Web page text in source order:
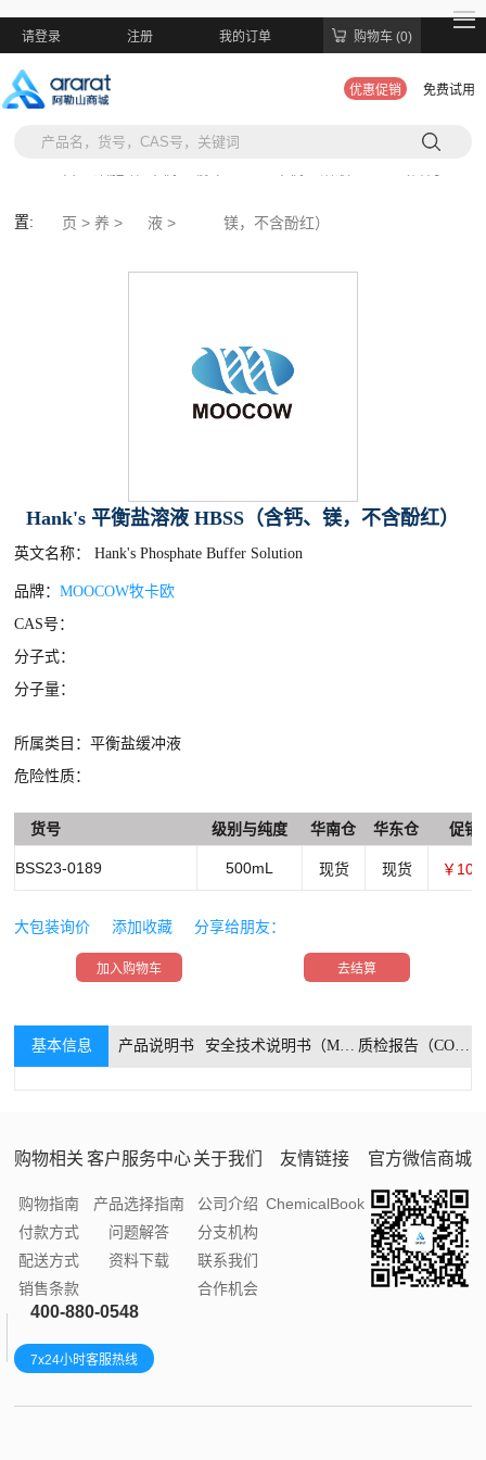
请登录 注册 我的订单 购物车 (0)
优惠促销 免费试用
置: 页 > 养 > 液 > 镁，不含酚红）
Hank's 平衡盐溶液 HBSS（含钙、镁，不含酚红）
英文名称： Hank's Phosphate Buffer Solution
品牌：MOOCOW牧卡欧
CAS号：
分子式：
分子量：
所属类目：平衡盐缓冲液
危险性质：
货号 级别与纯度 华南仓 华东仓 促销
BSS23-0189 500mL 现货 现货 ￥
大包装询价 添加收藏 分享给朋友：
加入购物车 去结算
基本信息 产品说明书 安全技术说明书（MSDS） 质检报告（COA）
购物相关
购物指南
付款方式
配送方式
销售条款
客户服务中心
产品选择指南
问题解答
资料下载
关于我们
公司介绍
分支机构
联系我们
合作机会
友情链接
ChemicalBook
官方微信商城
400-880-0548
7x24小时客服热线